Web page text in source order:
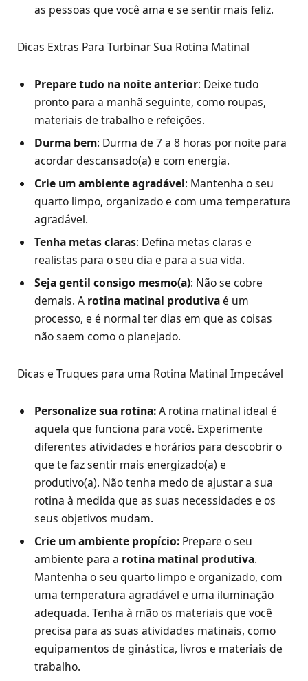
as pessoas que você ama e se sentir mais feliz.
Dicas Extras Para Turbinar Sua Rotina Matinal
Prepare tudo na noite anterior: Deixe tudo
pronto para a manhã seguinte, como roupas,
materiais de trabalho e refeições.
Durma bem: Durma de 7 a 8 horas por noite para
acordar descansado(a) e com energia.
Crie um ambiente agradável: Mantenha o seu
quarto limpo, organizado e com uma temperatura
agradável.
Tenha metas claras: Defina metas claras e
realistas para o seu dia e para a sua vida.
Seja gentil consigo mesmo(a): Não se cobre
demais. A rotina matinal produtivaé um
processo, e é normal ter dias em que as coisas
não saem como o planejado.
Dicas e Truques para uma Rotina Matinal Impecável
Personalize sua rotina:A rotina matinal ideal é
aquela que funciona para você. Experimente
diferentes atividades e horários para descobrir o
que te faz sentir mais energizado(a) e
produtivo(a). Não tenha medo de ajustar a sua
rotina à medida que as suas necessidades e os
seus objetivos mudam.
Crie um ambiente propício: Prepare o seu
ambiente para a rotina matinal produtiva.
Mantenha o seu quarto limpo e organizado, com
uma temperatura agradável e uma iluminação
adequada. Tenha à mão os materiais que você
precisa para as suas atividades matinais, como
equipamentos de ginástica, livros e materiais de
trabalho.